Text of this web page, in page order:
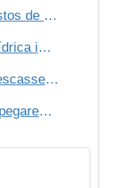
6 novidades para impulsionar os Postos de Combustíveis
Aumento na conta de luz e a crise hídrica impulsionam mercado de energia solar
Governo anuncia bandeira tarifária 'escassez hídrica'; custo será de R$ 14,20 a cada 100 kWh
O que falta para os carros elétricos pegarem no Brasil?